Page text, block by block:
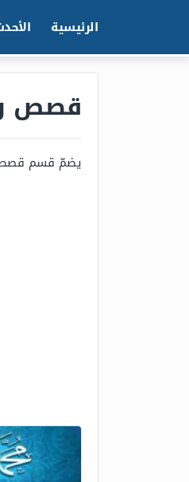
الرئيسية
قصص
يضمّ قسم قصص